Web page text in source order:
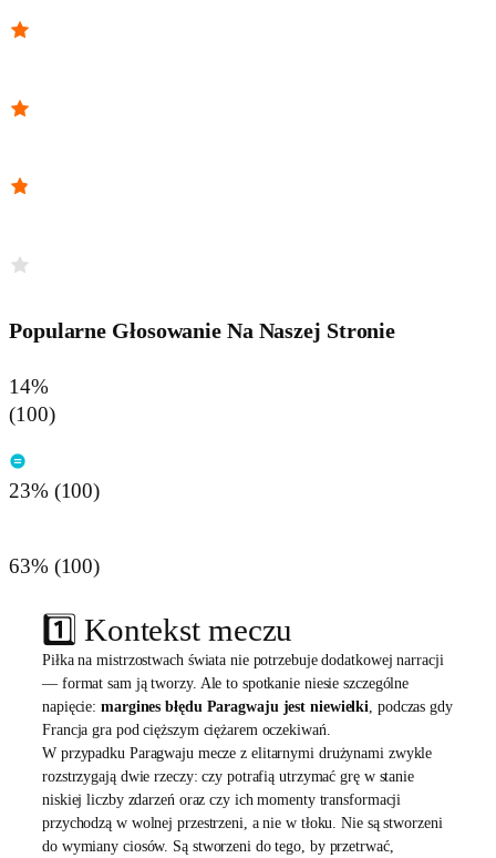
Popularne Głosowanie Na Naszej Stronie
14%
(100)
23% (100)
63% (100)
1️⃣ Kontekst meczu
Piłka na mistrzostwach świata nie potrzebuje dodatkowej narracji
— format sam ją tworzy. Ale to spotkanie niesie szczególne
napięcie:margines błędu Paragwaju jest niewielki , podczas gdy
Francja gra pod cięższym ciężarem oczekiwań.
W przypadku Paragwaju mecze z elitarnymi drużynami zwykle
rozstrzygają dwie rzeczy: czy potrafią utrzymać grę w stanie
niskiej liczby zdarzeń oraz czy ich momenty transformacji
przychodzą w wolnej przestrzeni, a nie w tłoku. Nie są stworzeni
do wymiany ciosów. Są stworzeni do tego, by przetrwać,